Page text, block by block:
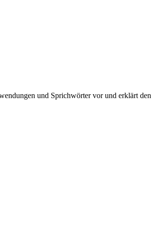
und Sprichwörter vor und erklärt den